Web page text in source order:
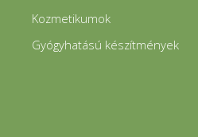
Kozmetikumok
Gyógyhatású készítmények